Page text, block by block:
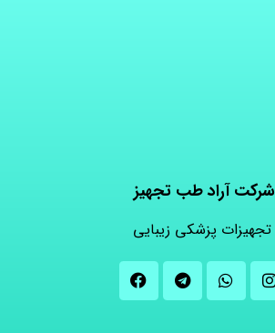
شرکت آراد طب تجهیز
تجهیزات پزشکی زیبایی